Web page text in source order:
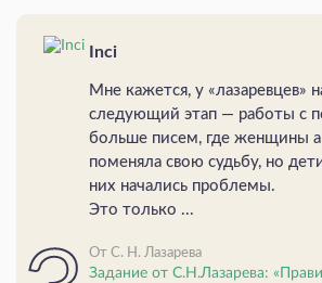
Inci
Мне кажется, у «лазаревцев»
следующий этап — работы с
больше писем, где женщины а
поменяла свою судьбу, но
них начались проблемы.
Это только ...
От С. Н. Лазарева
Задание от С.Н.Лазарева: